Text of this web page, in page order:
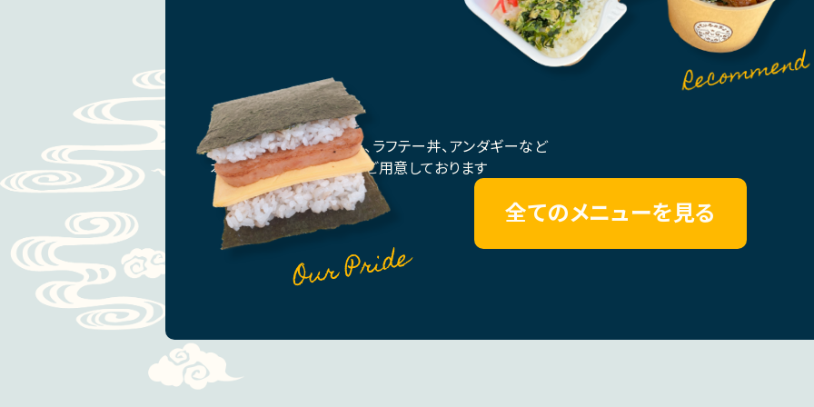
ポークおにぎりバーガー、ラフテー丼、アンダギーなど
本場沖縄の味をたくさんご用意しております
全てのメニューを見る